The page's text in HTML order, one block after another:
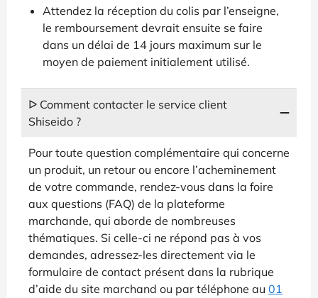
Attendez la réception du colis par l’enseigne,
le remboursement devrait ensuite se faire
dans un délai de 14 jours maximum sur le
moyen de paiement initialement utilisé.
ᐅ Comment contacter le service client
Shiseido ?
Pour toute question complémentaire qui concerne
un produit, un retour ou encore l’acheminement
de votre commande, rendez-vous dans la foire
aux questions (FAQ) de la plateforme
marchande, qui aborde de nombreuses
thématiques. Si celle-ci ne répond pas à vos
demandes, adressez-les directement via le
formulaire de contact présent dans la rubrique
d’aide du site marchand ou par téléphone au 01